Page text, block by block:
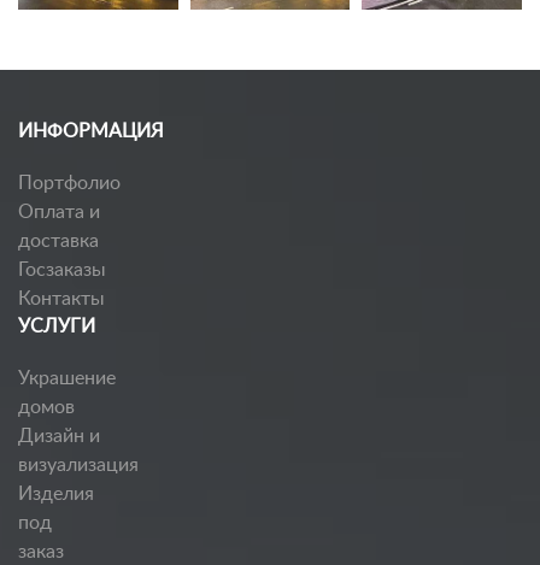
ИНФОРМАЦИЯ
Портфолио
Оплата и
доставка
Госзаказы
Контакты
УСЛУГИ
Украшение
домов
Дизайн и
визуализация
Изделия
под
заказ